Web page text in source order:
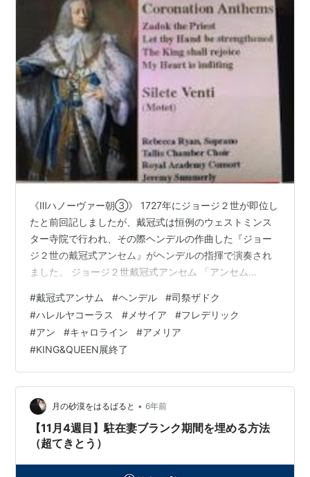
《Ⅲハノーヴァー朝③》 1727年にジョージ２世が即位し
たと前回記しましたが、戴冠式は恒例のウェストミンス
ター寺院で行われ、その際ヘンデルの作曲した『ジョー
ジ２世の戴冠式アンセム』がヘンデルの指揮で演奏され
ました。 ジョージ２世戴冠式アンセム 「アンセム
成り、その第１曲「司祭ザドク」は後の戴冠式も含め、
演奏される機会が一番多い曲です。冒頭の前奏がしばら
く続き、次にコーラスが続き、終盤はハレルヤコーラス
の連呼で神を讃えます。①から④の全曲演奏は滅多にあ
りません。 ①司祭ザドク ②汝の手は強くあれ ③主
よ、王はあなたの力に喜びたり ④わが心は…
#戴冠式アンサム #ヘンデル #司祭ザドク
#ハレルヤコーラス # メサイア #フレデリック
#アン #キャロライン #アメリア
#KING&QUEEN展終了
月の砂漠をはるばると • 6年前
【11月4週目】駐在妻ブランク期間を埋める方法
（超てきとう）